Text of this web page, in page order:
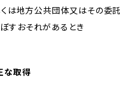
くは地方公共団体又はその
すおそれがあるとき
な取得